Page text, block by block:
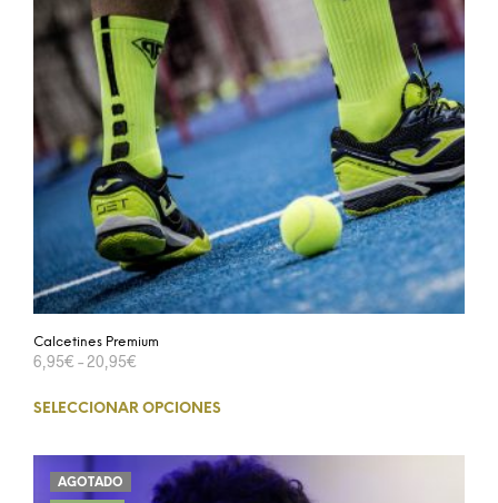
Calcetines Premium
6,95€ – 20,95€
SELECCIONAR OPCIONES
AGOTADO